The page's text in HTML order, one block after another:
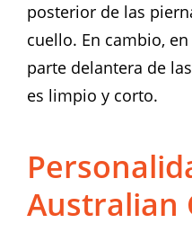
posterior de las
cuello. En cambio,
parte delantera de
es limpio y corto.
Australian